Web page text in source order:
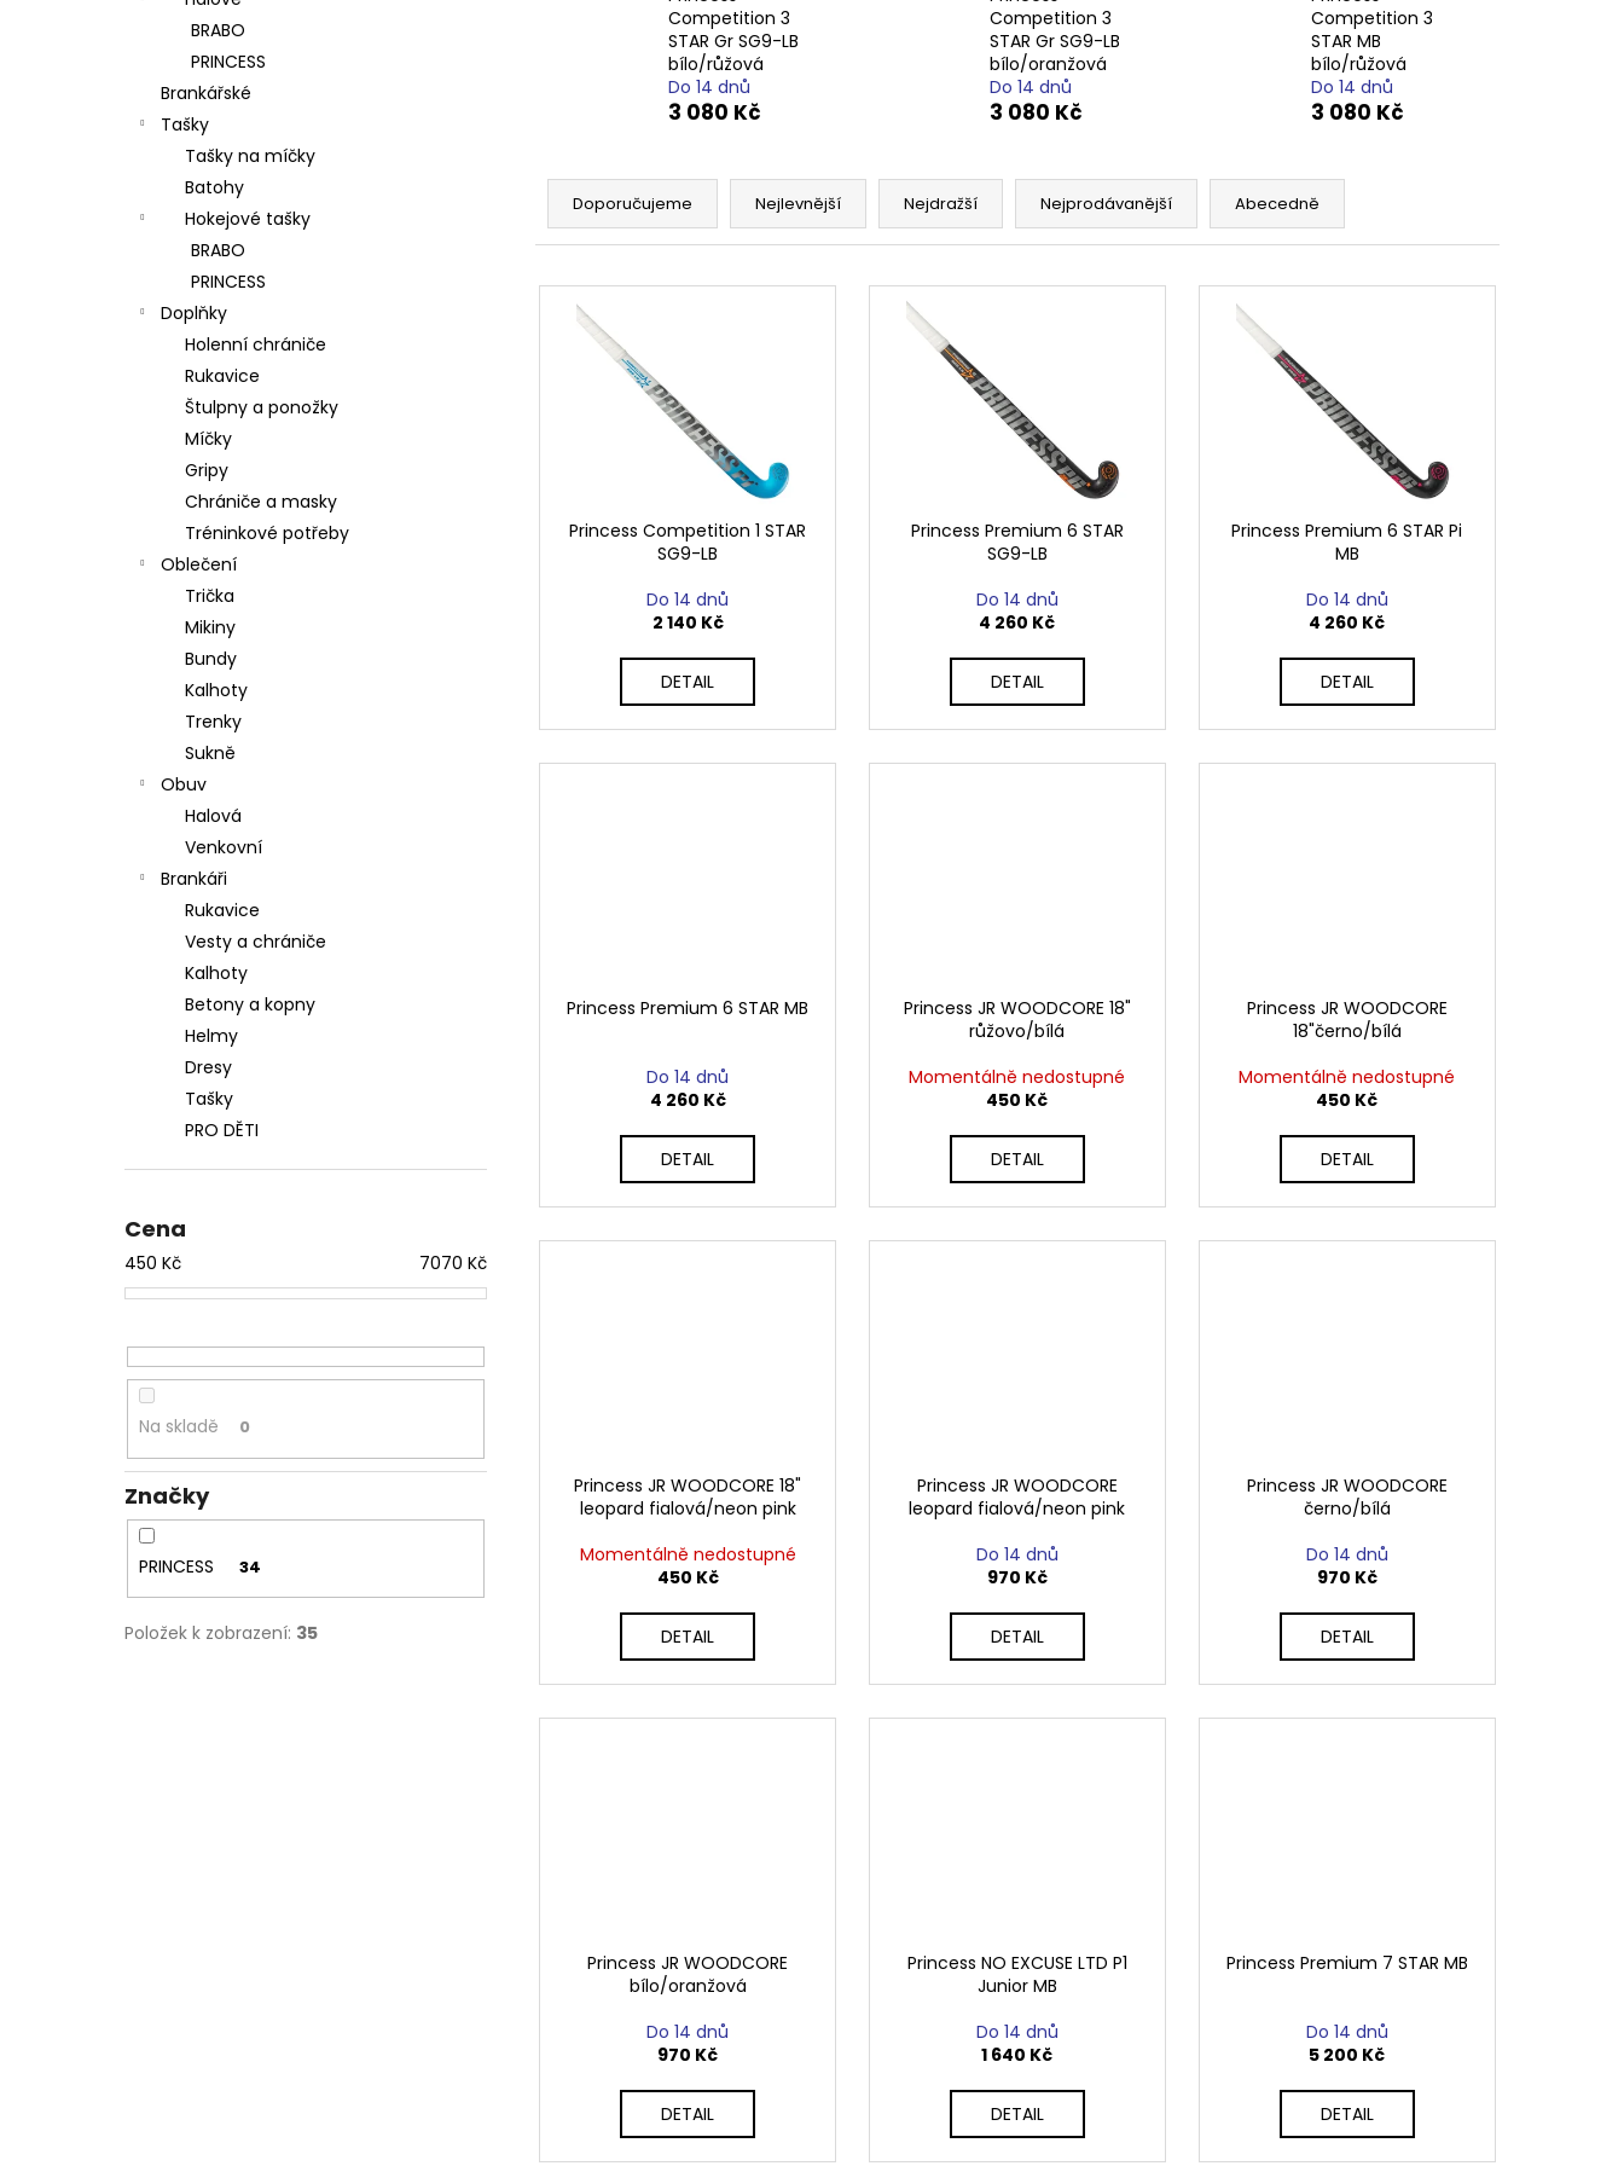
BRABO
PRINCESS
Brankářské
Tašky
Tašky na míčky
Batohy
Hokejové tašky
BRABO
PRINCESS
Doplňky
Holenní chrániče
Rukavice
Štulpny a ponožky
Míčky
Gripy
Chrániče a masky
Tréninkové potřeby
Oblečení
Trička
Mikiny
Bundy
Kalhoty
Trenky
Sukně
Obuv
Halová
Venkovní
Brankáři
Rukavice
Vesty a chrániče
Kalhoty
Betony a kopny
Helmy
Dresy
Tašky
PRO DĚTI
Cena
450 Kč 7070 Kč
Na skladě 0
Značky
PRINCESS 34
Položek k zobrazení: 35
Competition 3
STAR Gr SG9-LB
bílo/růžová
Do 14 dnů
3 080 Kč
Competition 3
STAR Gr SG9-LB
bílo/oranžová
Do 14 dnů
3 080 Kč
Competition 3
STAR MB
bílo/růžová
Do 14 dnů
3 080 Kč
Ř
z
Doporučujeme Nejlevnější Nejdražší Nejprodávanější Abecedně
V
Princess Competition 1 STAR
SG9-LB
Do 14 dnů
2 140 Kč
DETAIL
Princess Premium 6 STAR
SG9-LB
Do 14 dnů
4 260 Kč
DETAIL
Princess Premium 6 STAR Pi
MB
Do 14 dnů
4 260 Kč
DETAIL
Princess Premium 6 STAR MB
Do 14 dnů
4 260 Kč
DETAIL
Princess JR WOODCORE 18"
růžovo/bílá
Momentálně nedostupné
450 Kč
DETAIL
Princess JR WOODCORE
18"černo/bílá
Momentálně nedostupné
450 Kč
DETAIL
Princess JR WOODCORE 18"
leopard fialová/neon pink
Momentálně nedostupné
450 Kč
DETAIL
Princess JR WOODCORE
leopard fialová/neon pink
Do 14 dnů
970 Kč
DETAIL
Princess JR WOODCORE
černo/bílá
Do 14 dnů
970 Kč
DETAIL
Princess JR WOODCORE
bílo/oranžová
Do 14 dnů
970 Kč
DETAIL
Princess NO EXCUSE LTD P1
Junior MB
Do 14 dnů
1 640 Kč
DETAIL
Princess Premium 7 STAR MB
Do 14 dnů
5 200 Kč
DETAIL